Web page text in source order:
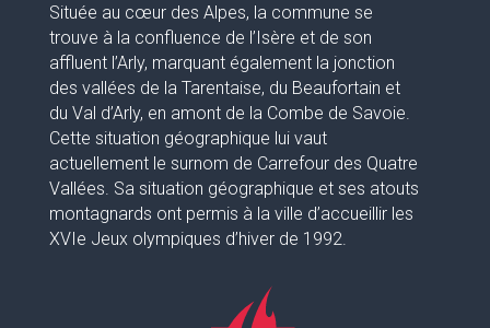
Située au cœur des Alpes, la commune se
trouve à la confluence de l’Isère et de son
affluent l’Arly, marquant également la jonction
des vallées de la Tarentaise, du Beaufortain et
du Val d’Arly, en amont de la Combe de Savoie.
Cette situation géographique lui vaut
actuellement le surnom de Carrefour des Quatre
Vallées. Sa situation géographique et ses atouts
montagnards ont permis à la ville d’accueillir les
XVIe Jeux olympiques d’hiver de 1992.